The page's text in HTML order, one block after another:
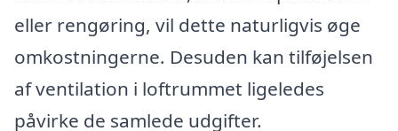
eller rengøring, vil dette naturligvis øge
omkostningerne. Desuden kan tilføjelsen
af ventilation i loftrummet ligeledes
påvirke de samlede udgifter.